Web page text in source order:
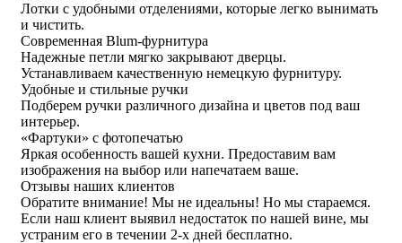
Лотки с удобными отделениями, которые легко вынимать
и чистить.
Современная Blum-фурнитура
Надежные петли мягко закрывают дверцы.
Устанавливаем качественную немецкую фурнитуру.
Удобные и стильные ручки
Подберем ручки различного дизайна и цветов под ваш
интерьер.
«Фартуки» с фотопечатью
Яркая особенность вашей кухни. Предоставим вам
изображения на выбор или напечатаем ваше.
Отзывы наших клиентов
Обратите внимание! Мы не идеальны! Но мы стараемся.
Если наш клиент выявил недостаток по нашей вине, мы
устраним его в течении 2-х дней бесплатно.